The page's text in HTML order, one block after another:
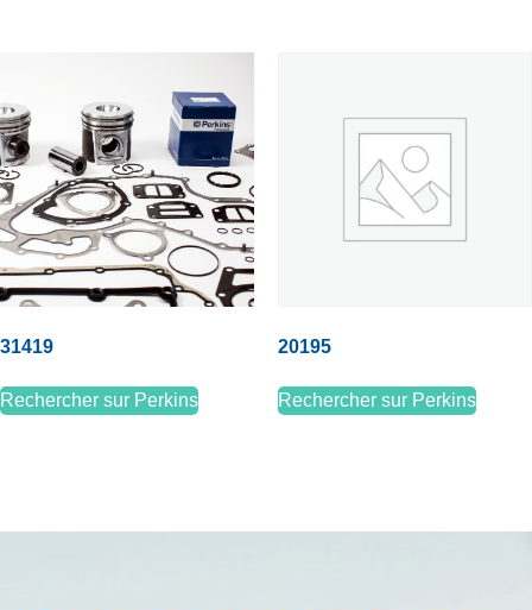
31419
Rechercher sur Perkins
20195
Rechercher sur Perkins